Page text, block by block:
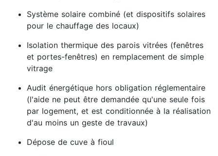
Système solaire combiné (et dispositifs solaires
pour le chauffage des locaux)
Isolation thermique des parois vitrées (fenêtres
et portes-fenêtres) en remplacement de simple
vitrage
Audit énergétique hors obligation réglementaire
(l'aide ne peut être demandée qu'une seule fois
par logement, et est conditionnée à la réalisation
d'au moins un geste de travaux)
Dépose de cuve à fioul